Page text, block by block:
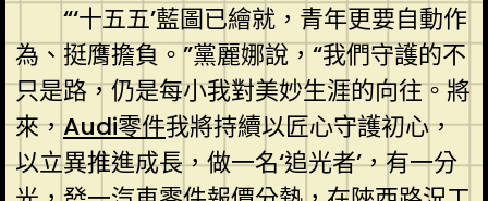
“‘十五五’藍圖已繪就，青年更要自動作
為、挺膺擔負。”黨麗娜說，“我們守護的不
只是路，仍是每小我對美妙生涯的向往。將
來，Audi零件我將持續以匠心守護初心，
以立異推進成長，做一名‘追光者’，有一分